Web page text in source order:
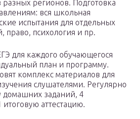
разных регионов. Подготовка
вся школьная
испытания для отдельных
право, психология и пр.
для каждого обучающегося
план и программу.
комплекс материалов для
слушателями. Регулярно
домашних заданий, 4
аттестацию.